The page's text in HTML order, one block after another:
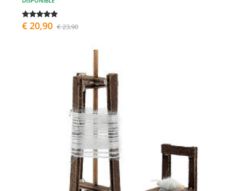
€ 20,90 € 23,90